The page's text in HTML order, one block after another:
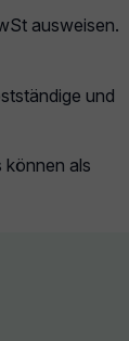
ausweisen.
und
können als